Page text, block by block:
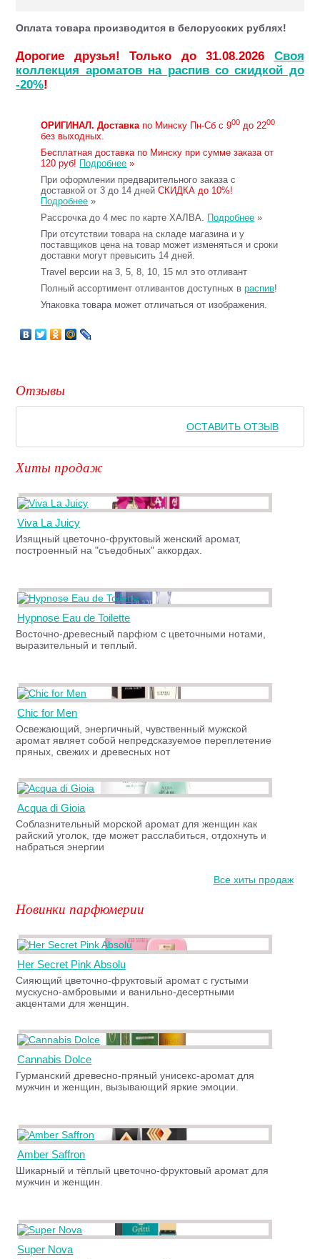
Оплата товара производится в белорусских рублях!
Дорогие друзья! Только до 31.08.2026 Своя
коллекция ароматов на распив со скидкой до
-20%!
ОРИГИНАЛ. Доставкапо Минску Пн-Сб с 900 до 2200
без выходных.
Бесплатная доставка по Минску при сумме заказа от
120 руб! Подробнее »
При оформлении предварительного заказа с
доставкой от 3 до 14 днейСКИДКА до 10%!
Подробнее »
Рассрочка до 4 мес по карте ХАЛВА. Подробнее »
При отсутствии товара на складе магазина и у
поставщиков цена на товар может изменяться и сроки
доставки могут превысить 14 дней.
Travel версии на 3, 5, 8, 10, 15 мл это отливант
Полный ассортимент отливантов доступных враспив!
Упаковка товара может отличаться от изображения.
Отзывы
ОСТАВИТЬ ОТЗЫВ
Хиты продаж
Viva La Juicy
Изящный цветочно-фруктовый женский аромат,
построенный на "съедобных" аккордах.
Hypnose Eau de Toilette
Восточно-древесный парфюм с цветочными нотами,
выразительный и теплый.
Chic for Men
Освежающий, энергичный, чувственный мужской
аромат являет собой непредсказуемое переплетение
пряных, свежих и древесных нот
Acqua di Gioia
Соблазнительный морской аромат для женщин как
райский уголок, где может расслабиться, отдохнуть и
набраться энергии
Все хиты продаж
Новинки парфюмерии
Her Secret Pink Absolu
Сияющий цветочно-фруктовый аромат с густыми
мускусно-амбровыми и ванильно-десертными
акцентами для женщин.
Cannabis Dolce
Гурманский древесно-пряный унисекс-аромат для
мужчин и женщин, вызывающий яркие эмоции.
Amber Saffron
Шикарный и тёплый цветочно-фруктовый аромат для
мужчин и женщин.
Super Nova